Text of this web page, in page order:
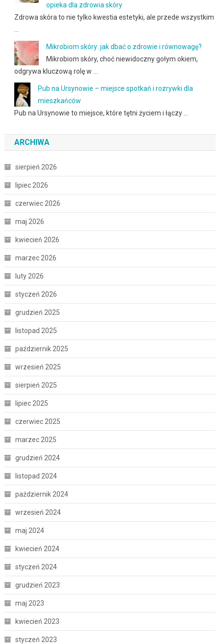
opieka dla zdrowia skóry
Zdrowa skóra to nie tylko kwestia estetyki, ale przede wszystkim
Mikrobiom skóry: jak dbać o zdrowie i równowagę?
Mikrobiom skóry, choć niewidoczny gołym okiem,
odgrywa kluczową rolę w …
Pub na Ursynowie – miejsce spotkań i rozrywki dla
mieszkańców
Pub na Ursynowie to miejsce, które tętni życiem i łączy …
ARCHIWA
sierpień 2026
lipiec 2026
czerwiec 2026
maj 2026
kwiecień 2026
marzec 2026
luty 2026
styczeń 2026
grudzień 2025
listopad 2025
październik 2025
wrzesień 2025
sierpień 2025
lipiec 2025
czerwiec 2025
marzec 2025
grudzień 2024
listopad 2024
październik 2024
wrzesień 2024
maj 2024
kwiecień 2024
styczeń 2024
grudzień 2023
maj 2023
kwiecień 2023
styczeń 2023